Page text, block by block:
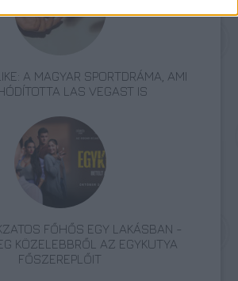
A MAGYAR SPORTDRÁMA, AMI
LAS VEGAST IS
FŐHŐS EGY LAKÁSBAN -
KÖZELEBBRŐL AZ EGYKUTYA
FŐSZEREPLŐIT